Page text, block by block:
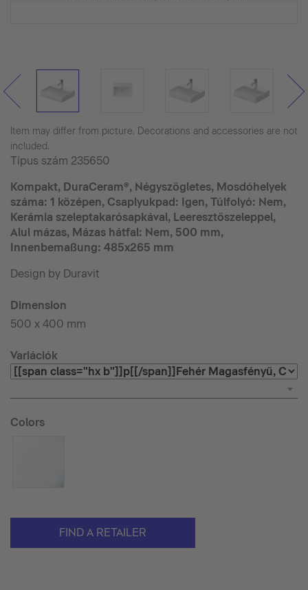
Item may differ from picture. Decorations and accessories are not
included.
Típus szám 235650
Kompakt, DuraCeram®, Négyszögletes, Mosdóhelyek
száma: 1 középen, Csaplyukpad: Igen, Túlfolyó: Nem,
Kerámia szeleptakarósapkával, Leeresztőszeleppel,
Alul mázas, Mázas hátfal: Nem, 500 mm,
Innenbemaßung: 485x265 mm
Design by Duravit
Dimension
500 x 400 mm
Variációk
Colors
FIND A RETAILER